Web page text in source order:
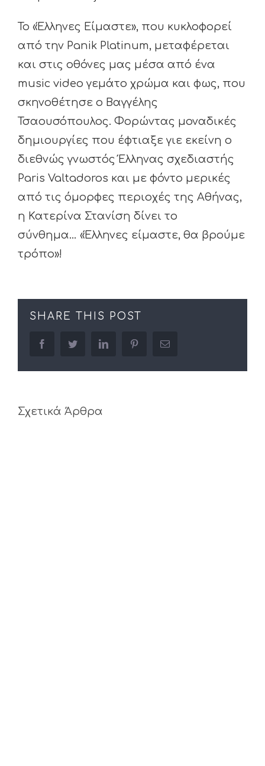
Το «Έλληνες Είμαστε», που κυκλοφορεί
από την Panik Platinum, μεταφέρεται
και στις οθόνες μας μέσα από ένα
music video γεμάτο χρώμα και φως, που
σκηνοθέτησε ο Βαγγέλης
Τσαουσόπουλος. Φορώντας μοναδικές
δημιουργίες που έφτιαξε γιε εκείνη ο
διεθνώς γνωστός Έλληνας σχεδιαστής
Paris Valtadoros και με φόντο μερικές
από τις όμορφες περιοχές της Αθήνας,
η Κατερίνα Στανίση δίνει το
σύνθημα… «Έλληνες είμαστε, θα βρούμε
τρόπο»!
SHARE THIS POST
facebooktwitter linkedin pinterestEmail
Σχετικά Άρθρα